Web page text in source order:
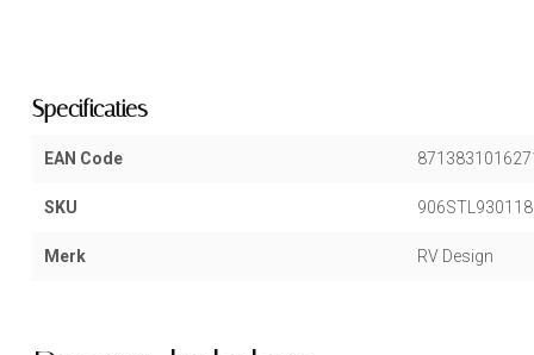
Specificaties
EAN Code
SKU
Merk RV Design